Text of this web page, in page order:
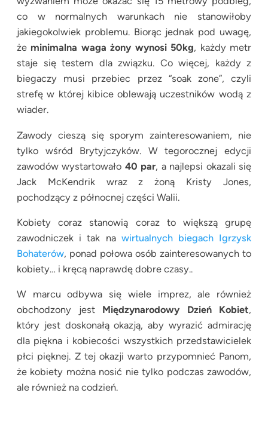
co w normalnych warunkach nie stanowiłoby
jakiegokolwiek problemu. Biorąc jednak pod uwagę,
że minimalna waga żony wynosi 50kg, każdy metr
staje się testem dla związku. Co więcej, każdy z
biegaczy musi przebiec przez “soak zone”, czyli
strefę w której kibice oblewają uczestników wodą z
wiader.
Zawody cieszą się sporym zainteresowaniem, nie
tylko wśród Brytyjczyków. W tegorocznej edycji
zawodów wystartowało 40 par, a najlepsi okazali się
Jack McKendrik wraz z żoną Kristy Jones,
pochodzący z północnej części Walii.
Kobiety coraz stanowią coraz to większą grupę
zawodniczek i tak na wirtualnych biegach Igrzysk
Bohaterów, ponad połowa osób zainteresowanych to
kobiety… i kręcą naprawdę dobre czasy..
W marcu odbywa się wiele imprez, ale również
obchodzony jest
Międzynarodowy Dzień Kobiet,
który jest doskonałą okazją, aby wyrazić admirację
dla piękna i kobiecości wszystkich przedstawicielek
płci pięknej. Z tej okazji warto przypomnieć Panom,
że kobiety można nosić nie tylko podczas zawodów,
ale również na codzień.